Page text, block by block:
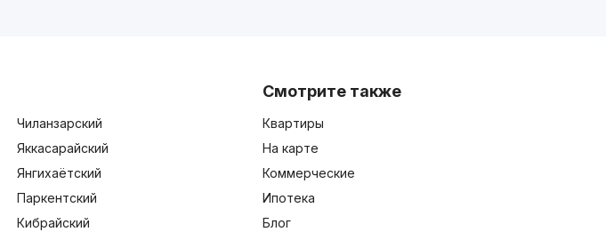
Чиланзарский
Яккасарайский
Янгихаётский
Паркентский
Кибрайский
Смотрите также
Квартиры
На карте
Коммерческие
Ипотека
Блог